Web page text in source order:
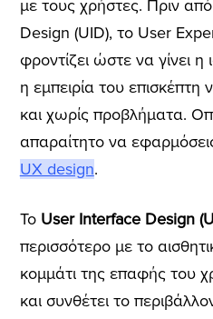
με τους χρήστες. Πριν
Design (UID), το User
φροντίζει ώστε να γίνει η
η εμπειρία του επισκέπτη
και χωρίς προβλήματα.
απαραίτητο να
UX design.
Το User Interface Design
περισσότερο με το
κομμάτι της επαφής του
και συνθέτει το